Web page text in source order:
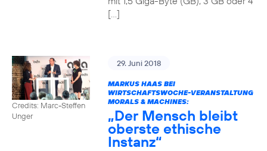
[…]
Credits: Marc-Steffen
Unger
29. Juni 2018
MARKUS HAAS BEI
WIRTSCHAFTSWOCHE-VERANSTALTUNG
MORALS & MACHINES:
„Der Mensch bleibt
oberste ethische
Instanz“